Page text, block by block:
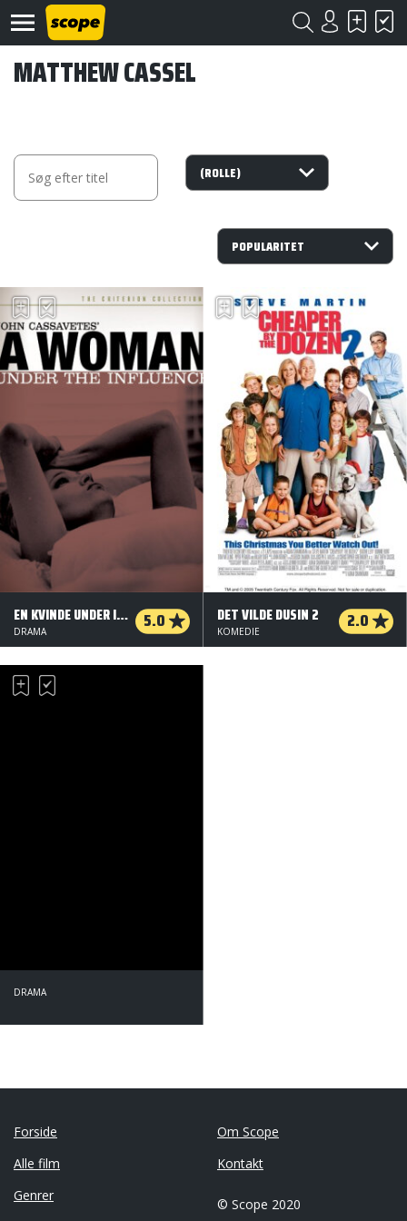
Om
©
2020
MATTHEW CASSEL
EN KVINDE UNDER INDFLYDELSE 5.0
DRAMA
DET VILDE DUSIN 2 2.0
KOMEDIE
DRAMA
Forside
Alle film
Genrer
Om Scope
Kontakt
© Scope 2020